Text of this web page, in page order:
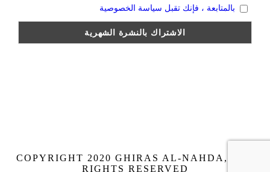
بالمتابعة ، فإنك تقبل سياسة الخصوصية
COPYRIGHT 2020 GHIRAS AL-NAHDA, ALL
RIGHTS RESERVED